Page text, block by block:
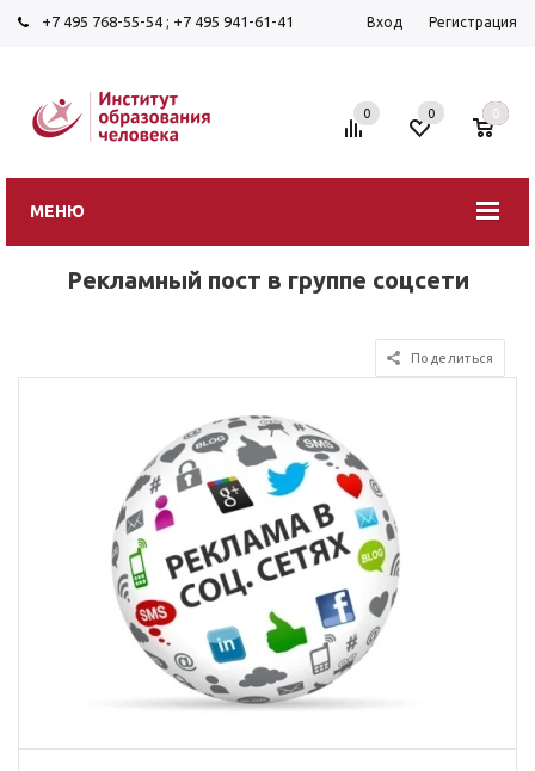
+7 495 768-55-54 ; +7 495 941-61-41 Вход Регистрация
МЕНЮ
0 0 0
Рекламный пост в группе соцсети
Поделиться